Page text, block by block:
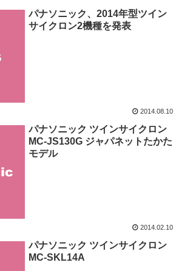
パナソニック、2014年型ツイン
サイクロン2機種を発表
2014.08.10
パナソニック ツインサイクロン
MC-JS130G ジャパネットたかた
モデル
2014.02.10
パナソニック ツインサイクロン
MC-SKL14A